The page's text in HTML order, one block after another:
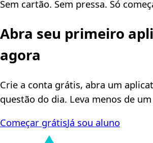
Sem cartão. Sem pressa. Só
Abra seu primeiro
agora
Crie a conta grátis, abra um
questão do dia. Leva menos de
Começar grátisJá sou aluno